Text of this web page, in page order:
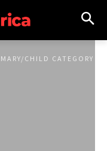
CHILD CATEGORY